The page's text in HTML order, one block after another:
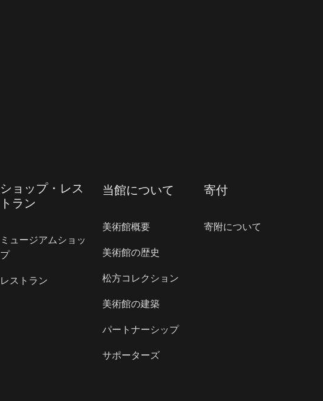
ショップ・レス
トラン
ミュージアムショッ
プ
レストラン
当館について
美術館概要
美術館の歴史
松方コレクション
美術館の建築
パートナーシップ
サポーターズ
寄付
寄附について